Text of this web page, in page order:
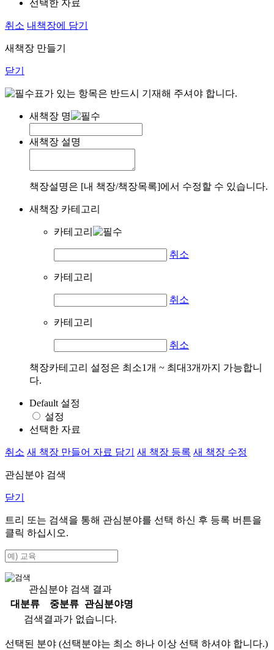
선택한 자료
취소 내책장에 담기
새책장 만들기
닫기
표가 있는 항목은 반드시 기재해 주셔야 합니다.
새책장 명
새책장 설명
책장설명은 [내 책장/책장목록]에서 수정할 수 있습니다.
새책장 카테고리
카테고리
취소
카테고리
취소
카테고리
취소
책장카테고리 설정은 최소1개 ~ 최대3개까지 가능합니
다.
Default 설정
설정
선택한 자료
취소 새 책장 만들어 자료 담기 새 책장 등록 새 책장 수정
관심분야 검색
닫기
트리 또는 검색을 통해 관심분야를 선택 하신 후 등록 버튼을
클릭 하십시오.
관심분야 검색 결과
대분류
중분류
관심분야명
검색결과가 없습니다.
선택된 분야 (선택분야는 최소 하나 이상 선택 하셔야 합니다.)